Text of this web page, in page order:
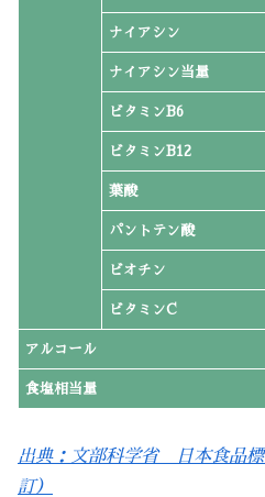
ナイアシン
ナイアシン当量
ビタミンB6
ビタミンB12
葉酸
パントテン酸
ビオチン
ビタミンC
アルコール
食塩相当量
出典：文部科学省 日本食品
訂）